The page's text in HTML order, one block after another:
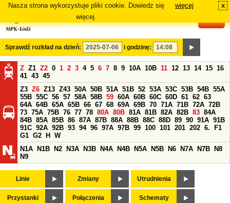
Nasza strona wykorzystuje pliki cookie. Dowiedz się
więcej.
więcej x
Sprawdź rozkład na dzień: i godzinę:
Z Z1 Z2 0 1 2 3 4 5 6 7 8 9 10A 10B 11 12 13 14 15 16
41 43 45
Z3 Z6 Z13 Z43 50A 50B 51A 51B 52 53A 53C 53B 54B 55A
55B 55C 56 57 58A 58B 59 60A 60B 60C 60D 61 62 63
64A 64B 65A 65B 66 67 68 69A 69B 70 71A 71B 72A 72B
73 75A 75B 76 77 78 80A 80B 81A 81B 82A 82B 83 84A
84B 85A 85B 86 87A 87B 88A 88B 88C 88D 89 90 91A 91B
91C 92A 92B 93 94 96 97A 97B 99 100 101 201 202 6.
F1
G1 G2 H
W
N1A
N1B N2 N3A N3B N4A N4B N5A N5B N6 N7A N7B
N8
N9
Linie Zmiany Utrudnienia
Przystanki Połączenia Schematy